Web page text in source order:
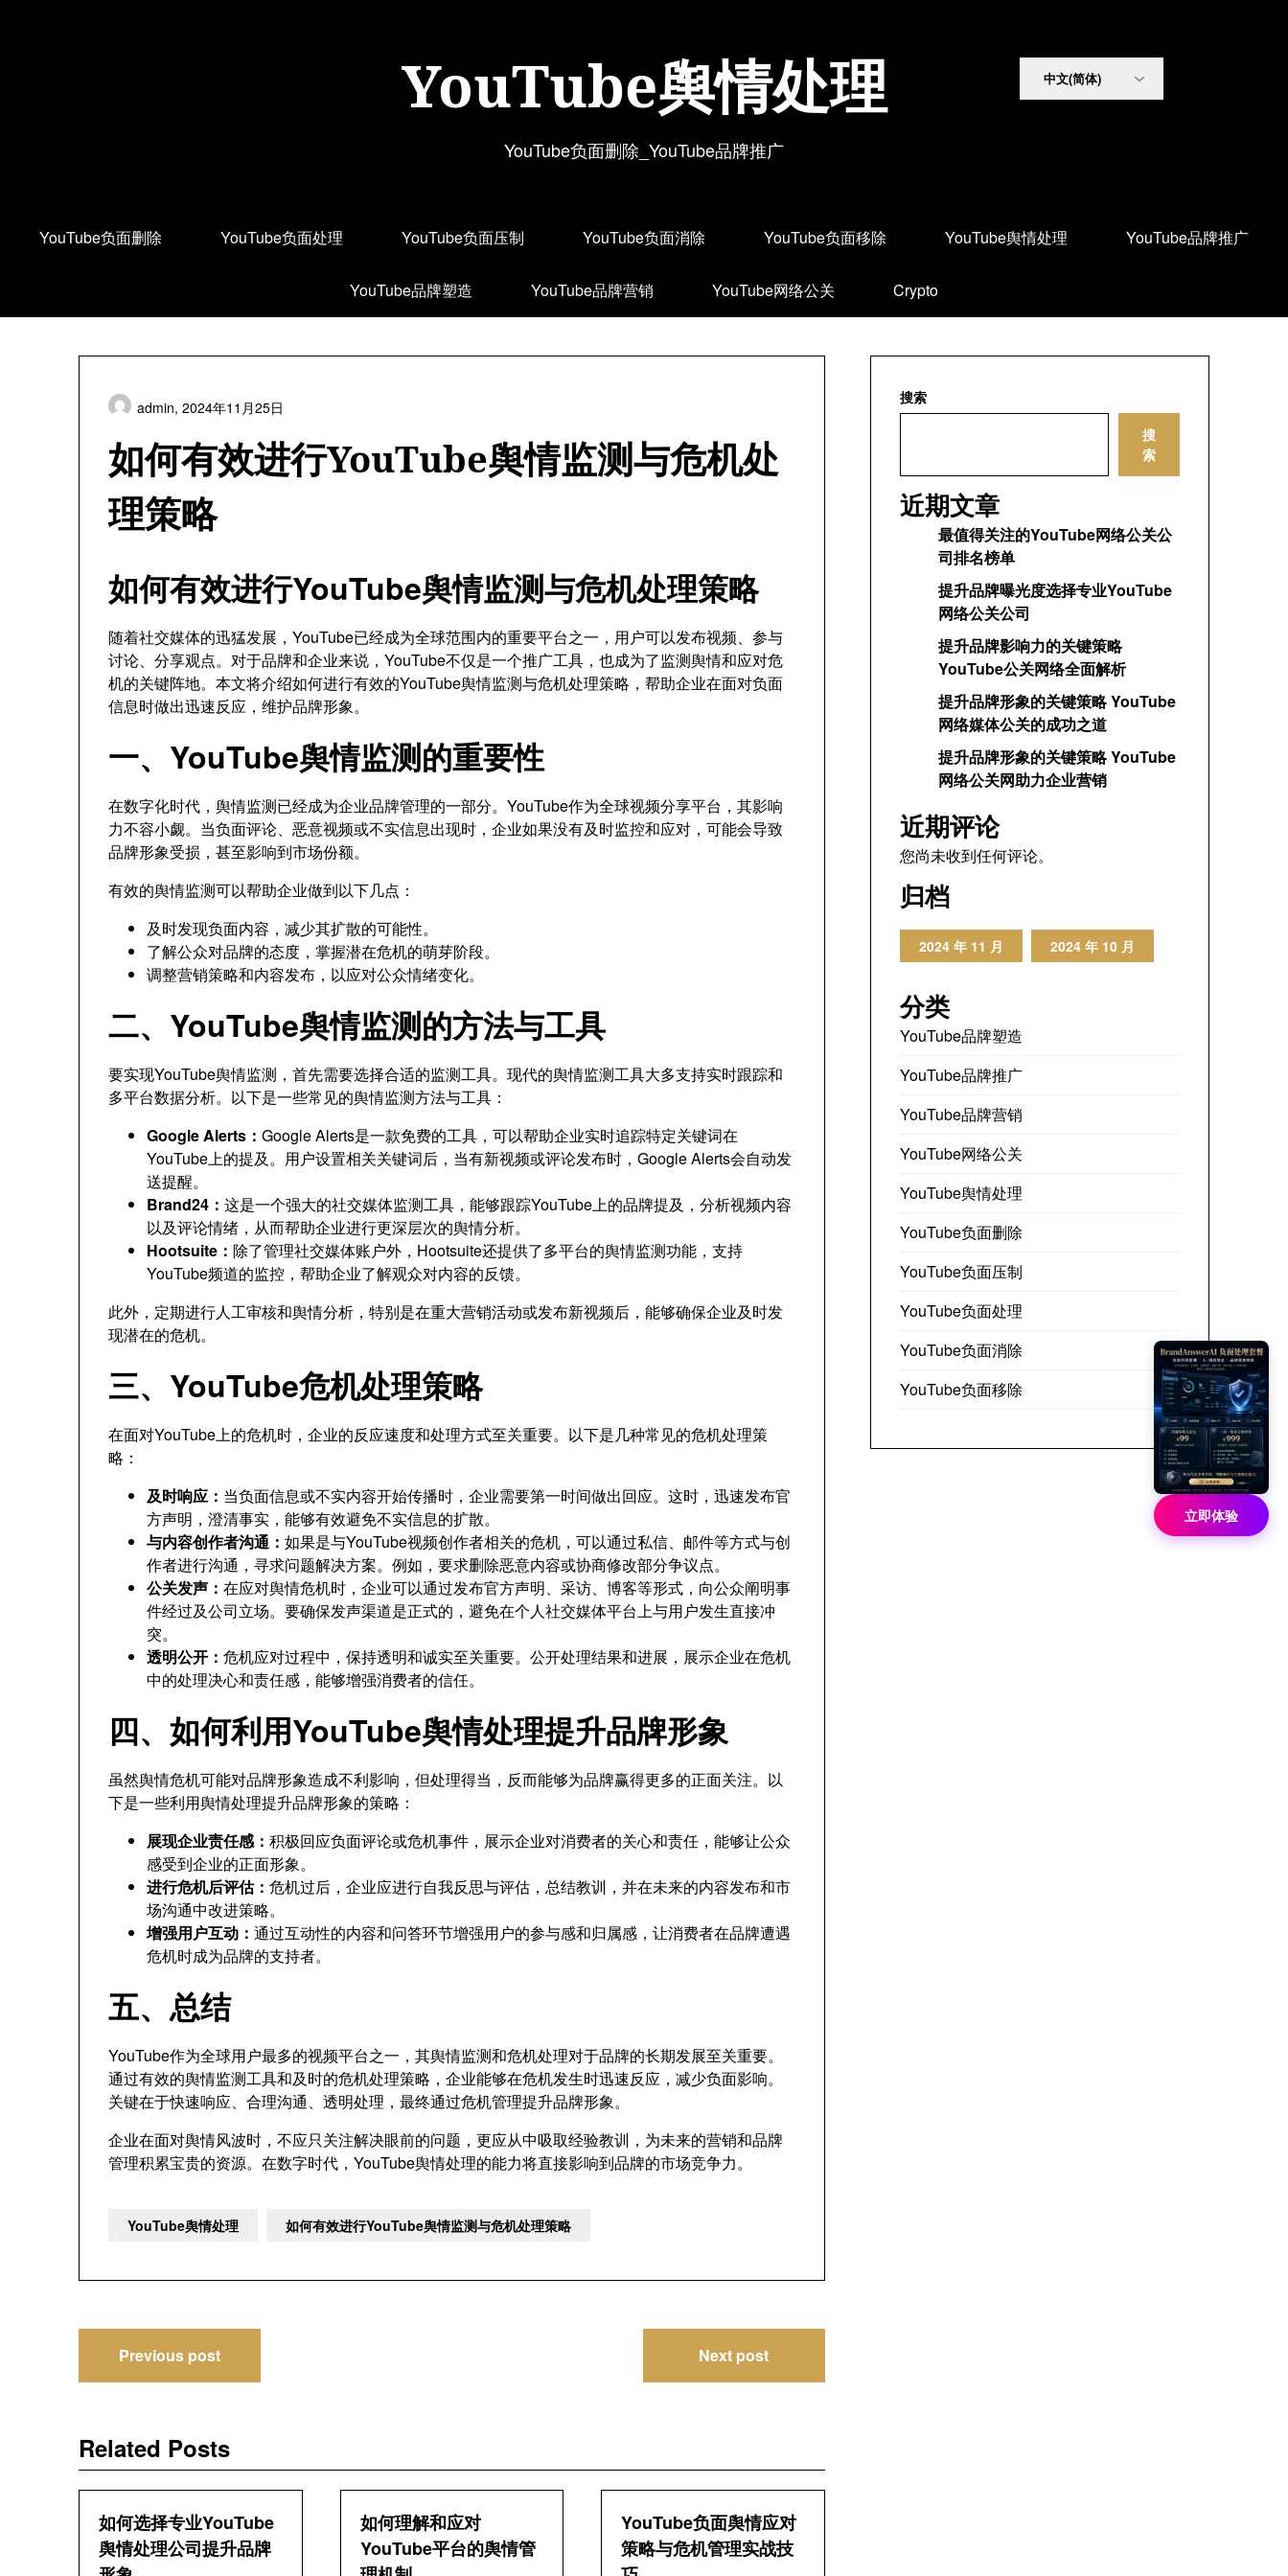
YouTube舆情处理
YouTube负面删除_YouTube品牌推广
YouTube负面删除 YouTube负面处理 YouTube负面压制 YouTube负面消除 YouTube负面移除 YouTube舆情处理 YouTube品牌推广
YouTube品牌塑造 YouTube品牌营销 YouTube网络公关 Crypto
如何有效进行YouTube舆情监测与危机处
理策略
admin, 2024年11月25日
如何有效进行YouTube舆情监测与危机处理策略
随着社交媒体的迅猛发展，YouTube已经成为全球范围内的重要平台之一，用户可以发布视频、参与
讨论、分享观点。对于品牌和企业来说，YouTube不仅是一个推广工具，也成为了监测舆情和应对危
机的关键阵地。本文将介绍如何进行有效的YouTube舆情监测与危机处理策略，帮助企业在面对负面
信息时做出迅速反应，维护品牌形象。
一、YouTube舆情监测的重要性
在数字化时代，舆情监测已经成为企业品牌管理的一部分。YouTube作为全球视频分享平台，其影响
力不容小觑。当负面评论、恶意视频或不实信息出现时，企业如果没有及时监控和应对，可能会导致
品牌形象受损，甚至影响到市场份额。
有效的舆情监测可以帮助企业做到以下几点：
及时发现负面内容，减少其扩散的可能性。
了解公众对品牌的态度，掌握潜在危机的萌芽阶段。
调整营销策略和内容发布，以应对公众情绪变化。
二、YouTube舆情监测的方法与工具
要实现YouTube舆情监测，首先需要选择合适的监测工具。现代的舆情监测工具大多支持实时跟踪和
多平台数据分析。以下是一些常见的舆情监测方法与工具：
Google Alerts： Google Alerts是一款免费的工具，可以帮助企业实时追踪特定关键词在
YouTube上的提及。用户设置相关关键词后，当有新视频或评论发布时，Google Alerts会自动发
送提醒。
Brand24： 这是一个强大的社交媒体监测工具，能够跟踪YouTube上的品牌提及，分析视频内容
以及评论情绪，从而帮助企业进行更深层次的舆情分析。
Hootsuite： 除了管理社交媒体账户外，Hootsuite还提供了多平台的舆情监测功能，支持
YouTube频道的监控，帮助企业了解观众对内容的反馈。
此外，定期进行人工审核和舆情分析，特别是在重大营销活动或发布新视频后，能够确保企业及时发
现潜在的危机。
三、YouTube危机处理策略
在面对YouTube上的危机时，企业的反应速度和处理方式至关重要。以下是几种常见的危机处理策
略：
及时响应： 当负面信息或不实内容开始传播时，企业需要第一时间做出回应。这时，迅速发布官
方声明，澄清事实，能够有效避免不实信息的扩散。
与内容创作者沟通： 如果是与YouTube视频创作者相关的危机，可以通过私信、邮件等方式与创
作者进行沟通，寻求问题解决方案。例如，要求删除恶意内容或协商修改部分争议点。
公关发声： 在应对舆情危机时，企业可以通过发布官方声明、采访、博客等形式，向公众阐明事
件经过及公司立场。要确保发声渠道是正式的，避免在个人社交媒体平台上与用户发生直接冲
突。
透明公开： 危机应对过程中，保持透明和诚实至关重要。公开处理结果和进展，展示企业在危机
中的处理决心和责任感，能够增强消费者的信任。
四、如何利用YouTube舆情处理提升品牌形象
虽然舆情危机可能对品牌形象造成不利影响，但处理得当，反而能够为品牌赢得更多的正面关注。以
下是一些利用舆情处理提升品牌形象的策略：
展现企业责任感： 积极回应负面评论或危机事件，展示企业对消费者的关心和责任，能够让公众
感受到企业的正面形象。
进行危机后评估： 危机过后，企业应进行自我反思与评估，总结教训，并在未来的内容发布和市
场沟通中改进策略。
增强用户互动： 通过互动性的内容和问答环节增强用户的参与感和归属感，让消费者在品牌遭遇
危机时成为品牌的支持者。
五、总结
YouTube作为全球用户最多的视频平台之一，其舆情监测和危机处理对于品牌的长期发展至关重要。
通过有效的舆情监测工具和及时的危机处理策略，企业能够在危机发生时迅速反应，减少负面影响。
关键在于快速响应、合理沟通、透明处理，最终通过危机管理提升品牌形象。
企业在面对舆情风波时，不应只关注解决眼前的问题，更应从中吸取经验教训，为未来的营销和品牌
管理积累宝贵的资源。在数字时代，YouTube舆情处理的能力将直接影响到品牌的市场竞争力。
YouTube舆情处理 如何有效进行YouTube舆情监测与危机处理策略
章
导
航
Previous post Next post
Related Posts
如何选择专业YouTube
舆情处理公司提升品牌
如何理解和应对
YouTube平台的舆情管
YouTube负面舆情应对
策略与危机管理实战技
搜索
搜
索
近期文章
最值得关注的YouTube网络公关公
司排名榜单
提升品牌曝光度选择专业YouTube
网络公关公司
提升品牌影响力的关键策略
YouTube公关网络全面解析
提升品牌形象的关键策略 YouTube
网络媒体公关的成功之道
提升品牌形象的关键策略 YouTube
网络公关网助力企业营销
近期评论
您尚未收到任何评论。
归档
2024 年 11 月 2024 年 10 月
分类
YouTube品牌塑造
YouTube品牌推广
YouTube品牌营销
YouTube网络公关
YouTube舆情处理
YouTube负面删除
YouTube负面压制
YouTube负面处理
YouTube负面消除
YouTube负面移除
立即体验